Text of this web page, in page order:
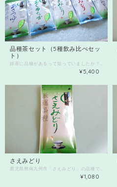
品種茶セット（5種飲み比べセッ
ト）
¥5,400
さえみどり
鹿児島県南九州市「さえみどり」の品種です 茶葉の色沢に優れ、明るく冴えた緑色。 上品な香りで渋味が少なく 温和な旨味が特徴です。 きれいなグリーンの水色 夏のアイスティーにもおすすめなお茶です。 80ｇ入り その他の品種茶とミックスもオススメです。 品種茶5種セットも販売中！！
¥1,080